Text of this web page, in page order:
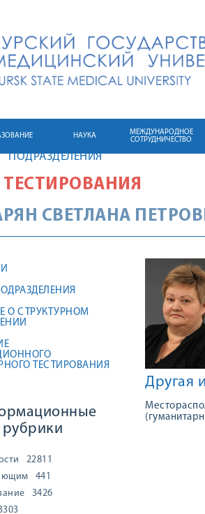
НАУКА
МЕЖДУНАРОДНОЕ
СОТРУДНИЧЕСТВО
ПОДРАЗДЕЛЕНИЯ
ТЕСТИРОВАНИЯ
СВЕТЛАНА
О СТРУКТУРНОМ
ТЕСТИРОВАНИЯ
рубрики
22811
441
3426
Другая